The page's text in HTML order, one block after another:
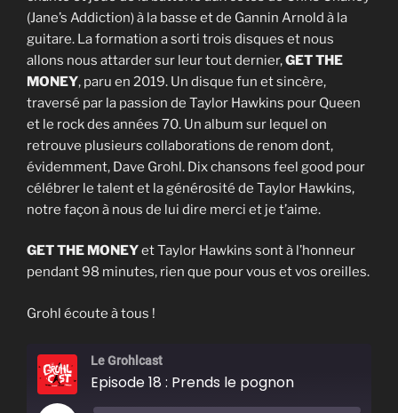
(Jane’s Addiction) à la basse et de Gannin Arnold à la
guitare. La formation a sorti trois disques et nous
allons nous attarder sur leur tout dernier,GET THE
MONEY, paru en 2019. Un disque fun et sincère,
traversé par la passion de Taylor Hawkins pour Queen
et le rock des années 70. Un album sur lequel on
retrouve plusieurs collaborations de renom dont,
évidemment, Dave Grohl. Dix chansons feel good pour
célébrer le talent et la générosité de Taylor Hawkins,
notre façon à nous de lui dire merci et je t’aime.
GET THE MONEYet Taylor Hawkins sont à l’honneur
pendant 98 minutes, rien que pour vous et vos oreilles.
Grohl écoute à tous !
Le Grohlcast
Episode 18 : Prends le pognon